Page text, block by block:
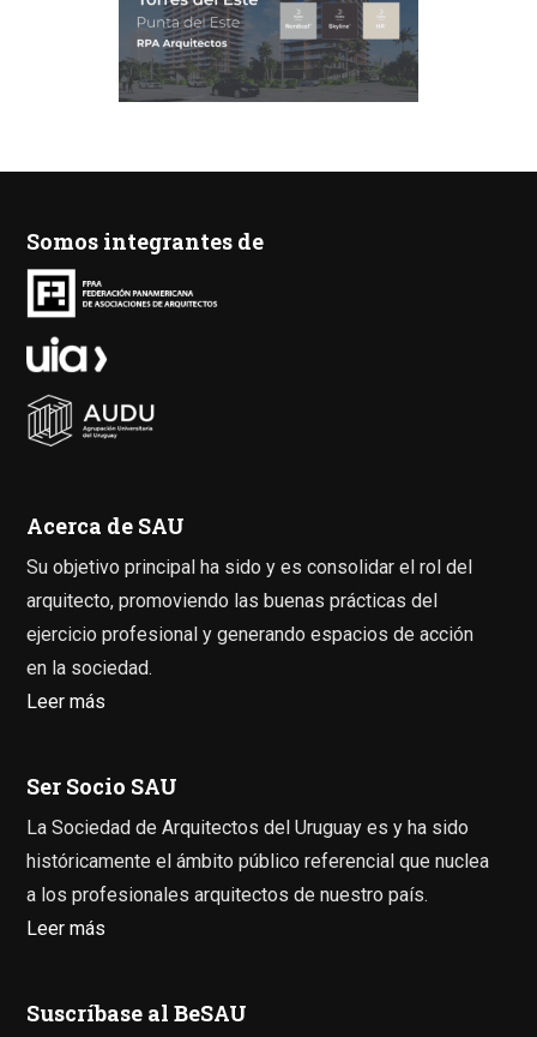
Somos integrantes de
Acerca de SAU
Su objetivo principal ha sido y es consolidar el rol del
arquitecto, promoviendo las buenas prácticas del
ejercicio profesional y generando espacios de acción
en la sociedad.
Leer más
Ser Socio SAU
La Sociedad de Arquitectos del Uruguay es y ha sido
históricamente el ámbito público referencial que nuclea
a los profesionales arquitectos de nuestro país.
Leer más
Suscríbase al BeSAU